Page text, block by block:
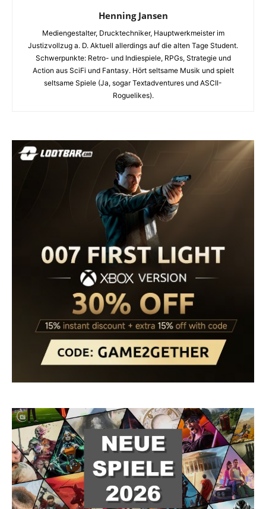
Henning Jansen
Mediengestalter, Drucktechniker, Hauptwerkmeister im
Justizvollzug a. D. Aktuell allerdings auf die alten Tage Student.
Schwerpunkte: Retro- und Indiespiele, RPGs, Strategie und
Action aus SciFi und Fantasy. Hört seltsame Musik und spielt
seltsame Spiele (Ja, sogar Textadventures und ASCII-
Roguelikes).